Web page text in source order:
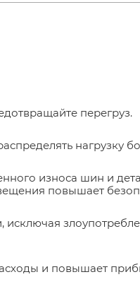
перегруз.
нагрузку
износа шин и
повышает
исключая
и повышает